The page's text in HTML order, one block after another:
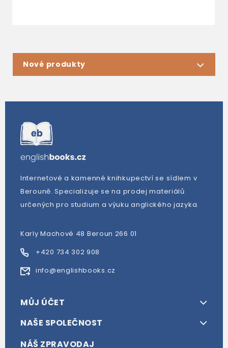
Nové produkty
Internetové a kamenné knihkupectví se sídlem v
Berouně. Specializuje se na prodej materiálů
určených pro studium a výuku anglického jazyka.
Karly Machové 48 Beroun 266 01
+420 734 302 908
info@englishbooks.cz
MŮJ ÚČET
NAŠE SPOLEČNOST
NÁŠ ZPRAVODAJ